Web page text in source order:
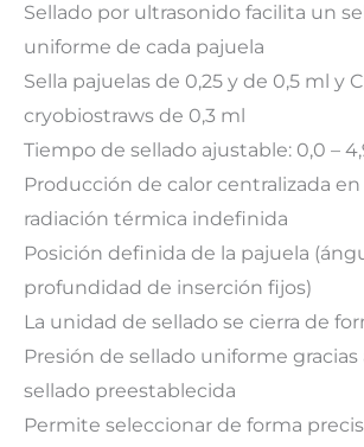
Sellado por ultrasonido facilita un
uniforme de cada pajuela
Sella pajuelas de 0,25 y de 0,5 ml y
cryobiostraws de 0,3 ml
Tiempo de sellado ajustable: 0,0 –
Producción de calor centralizada
radiación térmica indefinida
Posición definida de la pajuela
profundidad de inserción fijos)
La unidad de sellado se cierra de
Presión de sellado uniforme gracias
sellado preestablecida
Permite seleccionar de forma